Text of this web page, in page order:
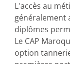
L'accès au
généralement
diplômes
Le CAP
option